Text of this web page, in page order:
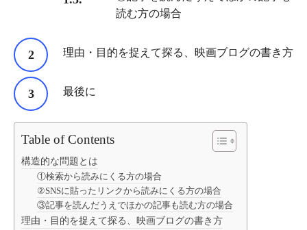
読む方の場合
理由・目的を捉えて探る、映画ブログの書き方
最後に
Table of Contents
構造的な問題とは
①検索から読みにくる方の場合
②SNSに貼ったリンクから読みにくる方の場合
③記事を読んだうえでほかの記事も読む方の場合
理由・目的を捉えて探る、映画ブログの書き方